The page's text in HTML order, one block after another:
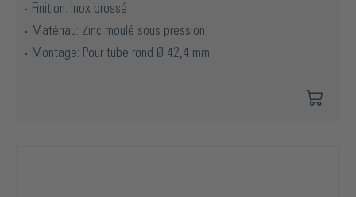
Finition: Inox brossé
Matériau: Zinc moulé sous pression
Montage: Pour tube rond Ø 42,4 mm